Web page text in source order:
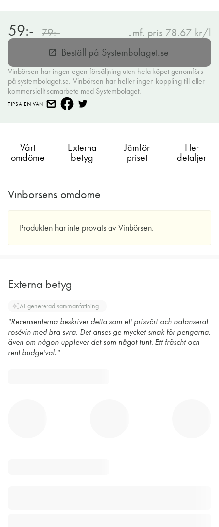
59:- 79:- Jmf. pris 78.67 kr/l
open_in_new Beställ på Systembolaget.se
Vinbörsen har ingen egen försäljning utan hela köpet genomförs
på systembolaget.se. Vinbörsen har heller ingen koppling till eller
kommersiellt samarbete med Systembolaget.
TIPSA EN VÄN
Vårt
omdöme
Externa
betyg
Jämför
priset
Fler
detaljer
Vinbörsens omdöme
Produkten har inte provats av Vinbörsen.
Externa betyg
auto_awesomeAI-genererad sammanfattning
"Recensenterna beskriver detta som ett prisvärt och balanserat
rosévin med bra syra. Det anses ge mycket smak för pengarna,
även om någon upplever det som något tunt. Ett fräscht och
rent budgetval."